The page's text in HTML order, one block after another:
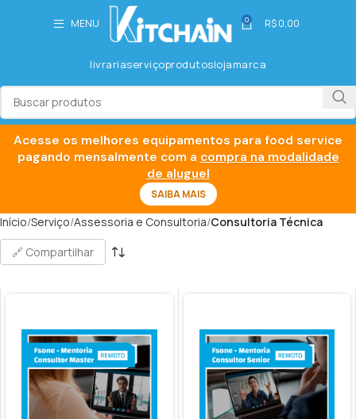
MENU 0 R$0,00
livrariaserviçoprodutoslojamarca
Início Serviço Assessoria e Consultoria Consultoria Técnica
🔗 Compartilhar
Acesse os melhores equipamentos para food service
pagando mensalmente com a compra na modalidade
de aluguel
SAIBA MAIS